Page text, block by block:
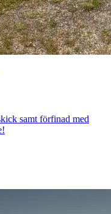
samt förfinad med